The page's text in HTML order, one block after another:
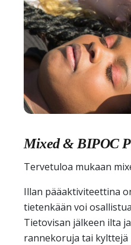
Mixed & BIPOC
Tervetuloa mukaan
Illan pääaktiviteettina
tietenkään voi
Tietovisan jälkeen ilta
rannekoruja tai kylttejä